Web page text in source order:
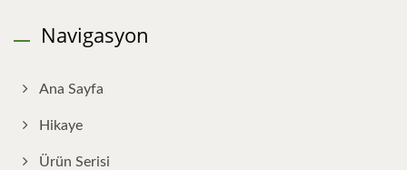
Navigasyon
Ana Sayfa
Hikaye
Ürün Serisi